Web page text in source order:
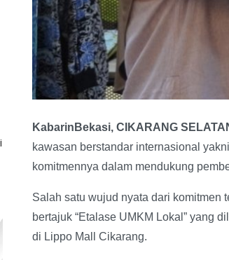
KabarinBekasi, CIKARANG
kawasan berstandar internasional
komitmennya dalam mendukung
Salah satu wujud nyata dari komitmen
bertajuk “Etalase UMKM Lokal” yang
di Lippo Mall Cikarang.